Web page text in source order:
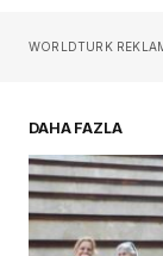
Sizin adınız
Daha
adım,
WORLDTURK
DAHA FAZLA